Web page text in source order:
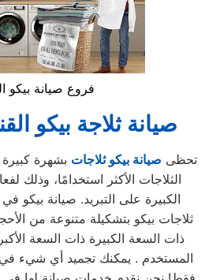
فروع صيانة بيكو
صيانة ثلاجة بيكو
تحظى صيانة بيكو ثلاجات بشهرة
الثلاجات الأكثر استخدامًا، وذلك
الكبيرة على التبريد. صيانة بيكو في
ثلاجات بيكو بتشكيلة متنوعة من
ذات السعة الكبيرة ذات السعة